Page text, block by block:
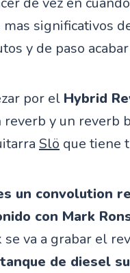
significativos
y de paso
por el Hybrid
y un reverb
Slö que tiene
un convolution
con Mark
se va a grabar el
tanque de diesel